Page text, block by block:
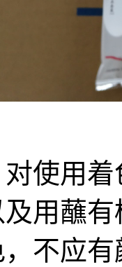
用着
用蘸
不应